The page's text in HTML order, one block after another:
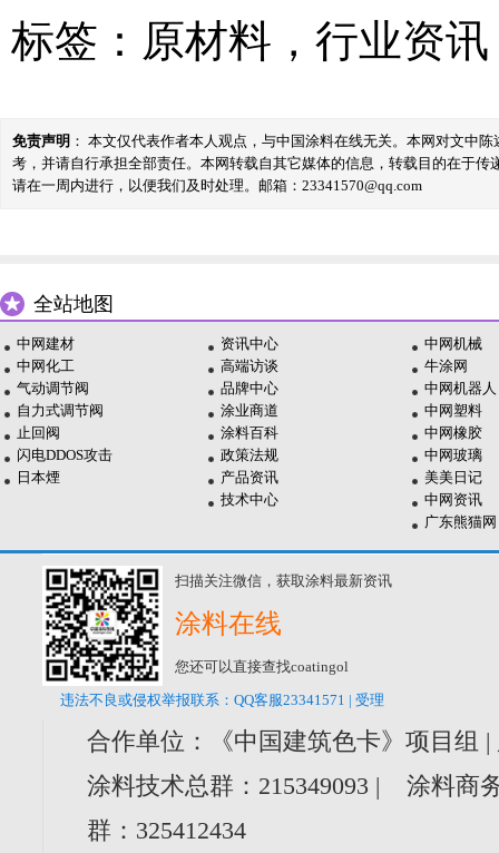
标签： 原材料 ， 行业资讯
免责声明 ： 本文仅代表作者本人观点，与中国涂料在线无关。本网对文中
考，并请自行承担全部责任。本网转载自其它媒体的信息，转载目的在于
请在一周内进行，以便我们及时处理。邮箱：23341570@qq.com
全站地图
中网建材
中网化工
气动调节阀
自力式调节阀
止回阀
闪电DDOS攻击
日本煙
资讯中心
高端访谈
品牌中心
涂业商道
涂料百科
政策法规
产品资讯
技术中心
中网机械
牛涂网
中网机器人
中网塑料
中网橡胶
中网玻璃
美美日记
中网资讯
广东熊猫网
扫描关注微信，获取涂料最新资讯
涂料在线
您还可以直接查找coatingol
违法不良或侵权举报联系：QQ客服23341571 | 受理
合作单位：《中国建筑色卡》项目组
涂料技术总群：215349093 | 涂料商
群：325412434